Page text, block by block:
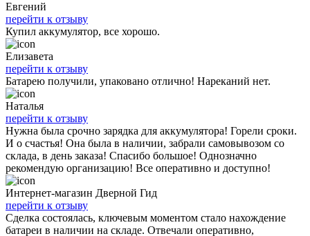
Евгений
перейти к отзыву
Купил аккумулятор, все хорошо.
Елизавета
перейти к отзыву
Батарею получили, упаковано отлично! Нареканий нет.
Наталья
перейти к отзыву
Нужна была срочно зарядка для аккумулятора! Горели сроки.
И о счастья! Она была в наличии, забрали самовывозом со
склада, в день заказа! Спасибо большое! Однозначно
рекомендую организацию! Все оперативно и доступно!
Интернет-магазин Дверной Гид
перейти к отзыву
Сделка состоялась, ключевым моментом стало нахождение
батареи в наличии на складе. Отвечали оперативно,